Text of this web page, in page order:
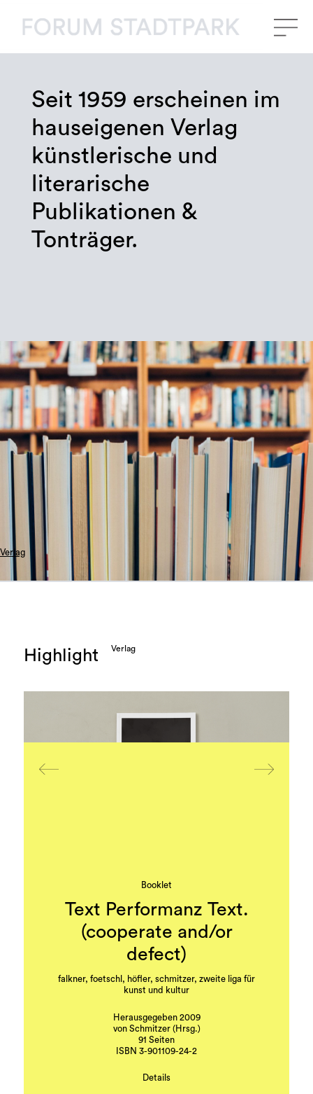
Seit 1959 erscheinen im
hauseigenen Verlag
künstlerische und
literarische
Publikationen &
Tonträger.
Verlag
Highlight Verlag
Booklet
Text Performanz Text.
(cooperate and/or
defect)
falkner, foetschl, höfler, schmitzer, zweite liga für
kunst und kultur
Herausgegeben 2009
von Schmitzer (Hrsg.)
91 Seiten
ISBN 3-901109-24-2
Details